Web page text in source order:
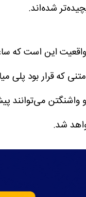
شده‌اند.
واقعیت این است که
که قرار بود پلی
شد.